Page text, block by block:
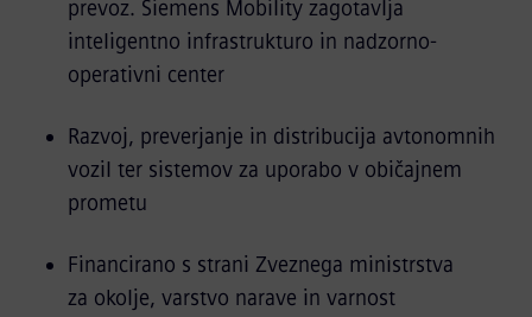
prevoz. Siemens Mobility zagotavlja
inteligentno infrastrukturo in nadzorno-
operativni center
Razvoj, preverjanje in distribucija avtonomnih
vozil ter sistemov za uporabo v običajnem
prometu
Financirano s strani Zveznega ministrstva
za okolje, varstvo narave in varnost